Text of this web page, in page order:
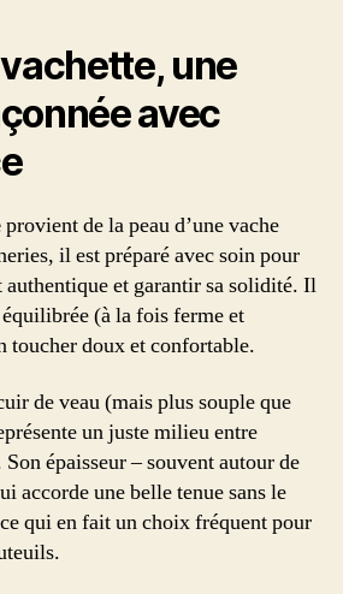
une
avec
provient de la peau d’une vache
il est préparé avec soin pour
authentique et garantir sa solidité. Il
(à la fois ferme et
doux et confortable.
de veau (mais plus souple que
un juste milieu entre
épaisseur – souvent autour de
accorde une belle tenue sans le
qui en fait un choix fréquent pour